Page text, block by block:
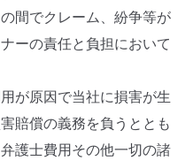
間でクレーム、紛争等が
ーの責任と負担において
が原因で当社に損害が生
賠償の義務を負うととも
護士費用その他一切の諸